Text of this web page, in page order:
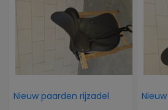
Nieuw paarden rijzadel